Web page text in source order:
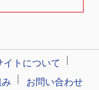
イトについて
お問い合わせ